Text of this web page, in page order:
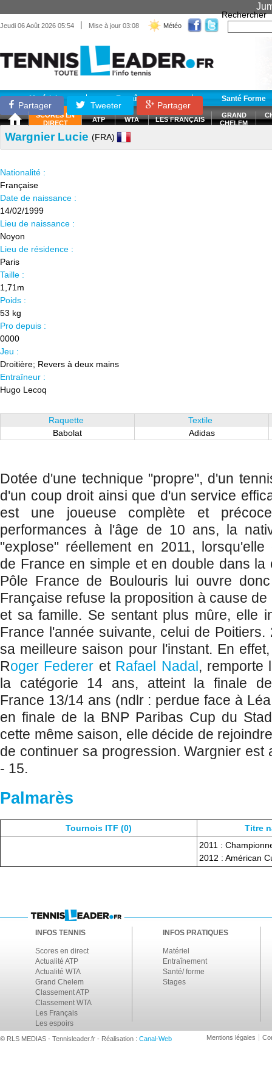
Jeudi 06 Août 2026 05:54 | Mise à jour 03:08 Météo
Rechercher
Matériel Entraînement Santé Forme
SCORES EN
DIRECT
ATP WTA LES FRANÇAIS
GRAND
CHELEM
Partager Tweeter Partager
Wargnier Lucie (FRA)
Nationalité :
Française
Date de naissance :
14/02/1999
Lieu de naissance :
Noyon
Lieu de résidence :
Paris
Taille :
1,71m
Poids :
53 kg
Pro depuis :
0000
Jeu :
Droitière; Revers à deux mains
Entraîneur :
Hugo Lecoq
Raquette
Babolat
Textile
Adidas
Dotée d'une technique "propre", d'un
d'un coup droit ainsi que d'un service
est une joueuse complète et
performances à l'âge de 10 ans, la
"explose" réellement en 2011, lorsqu'elle
de France en simple et en double dans la
Pôle France de Boulouris lui ouvre
Française refuse la proposition à cause
et sa famille. Se sentant plus mûre, elle
France l'année suivante, celui de
sa meilleure saison pour l'instant. En
Roger Federer et Rafael Nadal, remporte
la catégorie 14 ans, atteint la finale
France 13/14 ans (ndlr : perdue face à
en finale de la BNP Paribas Cup du
cette même saison, elle décide de
de continuer sa progression. Wargnier est
- 15.
Palmarès
Tournois ITF (0)
Titre
2011 :
2012 : Américan
INFOS TENNIS
Scores en direct
Actualité ATP
Actualité WTA
Grand Chelem
Classement ATP
Classement WTA
Les Français
Les espoirs
INFOS PRATIQUES
Matériel
Entraînement
Santé/ forme
Stages
© RLS MEDIAS - Tennisleader.fr - Réalisation : Canal-Web Mentions légales